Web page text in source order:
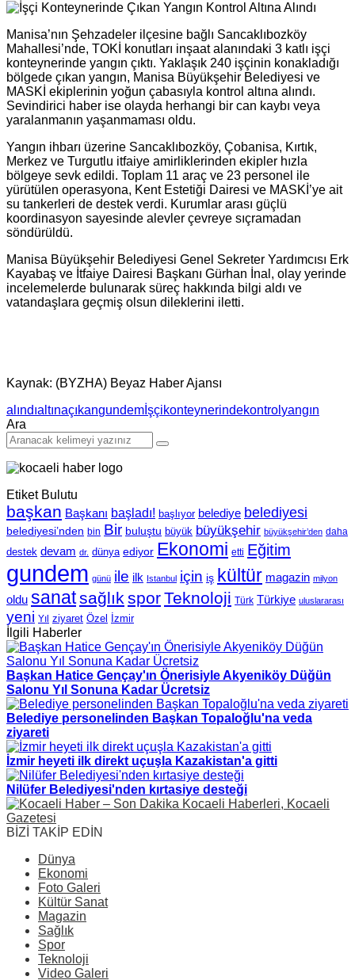
Manisa’nın Şehzadeler ilçesine bağlı Sancaklıbozköy
Mahallesi’nde, TOKİ konutları inşaat alanındaki 3 katlı işçi
konteynerinde yangın çıktı. Yaklaşık 240 işçinin konakladığı
bölgede çıkan yangın, Manisa Büyükşehir Belediyesi ve
MASKİ ekiplerinin yoğun çabasıyla kontrol altına alındı.
Sevindirici haber ise olayda herhangi bir can kaybı veya
yaralanmanın yaşanmaması oldu.
Yangın ihbarı üzerine Sancaklıbozköy, Çobanisa, Kırtık,
Merkez ve Turgutlu itfaiye amirliklerinden ekipler hızla
bölgeye sevk edildi. Toplam 11 araç ve 23 personel ile
yürütülen operasyona, Kent Estetiği Dairesi ve MASKİ’ye ait
su tankerleri de destek verdi. Kurumlar arası güçlü
koordinasyon sayesinde alevler çevreye sıçramadan
söndürüldü.
Manisa Büyükşehir Belediyesi Genel Sekreter Yardımcısı Erk
Kayabaş ve İtfaiye Dairesi Başkanı Gürhan İnal, olay yerinde
incelemelerde bulunarak süreç hakkında bilgi aldı ve
vatandaşlara geçmiş olsun dileklerini iletti.
Kaynak: (BYZHA) Beyaz Haber Ajansı
alındıaltınaçıkangundem İşçikonteynerindekontrol yangın
Ara
Etiket Bulutu
başkan Başkanı başladı! başlıyor belediye belediyesi
belediyesi’nden bin Bir buluştu büyük büyükşehir büyükşehir’den daha
destek devam dr. dünya ediyor Ekonomi etti Eğitim
gundem günü ile ilk Istanbul için iş kültür magazin milyon
oldu sanatsağlık sporTeknoloji Türk Türkiye uluslararası
yeni Yıl ziyaret Özel İzmir
İlgili Haberler
Başkan Hatice Gençay'ın Önerisiyle Akyeniköy Düğün
Salonu Yıl Sonuna Kadar Ücretsiz
Belediye personelinden Başkan Topaloğlu'na veda
ziyareti
İzmir heyeti ilk direkt uçuşla Kazakistan'a gitti
Nilüfer Belediyesi'nden kırtasiye desteği
BİZİ TAKİP EDİN
Dünya
Ekonomi
Foto Galeri
Kültür Sanat
Magazin
Sağlık
Spor
Teknoloji
Video Galeri